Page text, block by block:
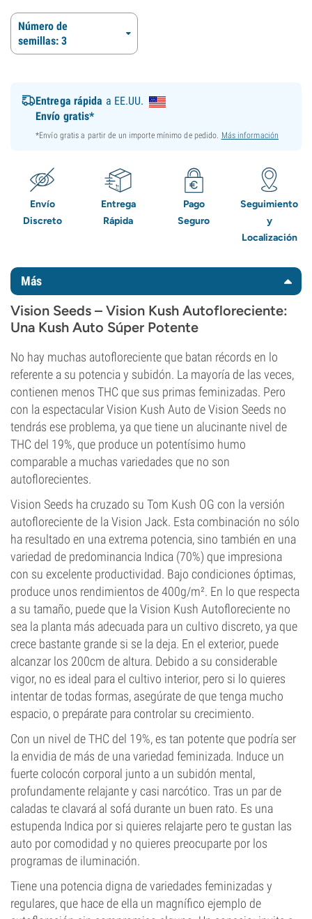
Número de
semillas: 3
Entrega rápida a EE.UU.
Envío gratis*
*Envío gratis a partir de un importe mínimo de pedido. Más información
Envío
Discreto
Entrega
Rápida
Pago
Seguro
Seguimiento
y
Localización
Más
Vision Seeds – Vision Kush Autofloreciente:
Una Kush Auto Súper Potente
No hay muchas autofloreciente que batan récords en lo
referente a su potencia y subidón. La mayoría de las veces,
contienen menos THC que sus primas feminizadas. Pero
con la espectacular Vision Kush Auto de Vision Seeds no
tendrás ese problema, ya que tiene un alucinante nivel de
THC del 19%, que produce un potentísimo humo
comparable a muchas variedades que no son
autoflorecientes.
Vision Seeds ha cruzado su Tom Kush OG con la versión
autofloreciente de la Vision Jack. Esta combinación no sólo
ha resultado en una extrema potencia, sino también en una
variedad de predominancia Indica (70%) que impresiona
con su excelente productividad. Bajo condiciones óptimas,
produce unos rendimientos de 400g/m². En lo que respecta
a su tamaño, puede que la Vision Kush Autofloreciente no
sea la planta más adecuada para un cultivo discreto, ya que
crece bastante grande si se la deja. En el exterior, puede
alcanzar los 200cm de altura. Debido a su considerable
vigor, no es ideal para el cultivo interior, pero si lo quieres
intentar de todas formas, asegúrate de que tenga mucho
espacio, o prepárate para controlar su crecimiento.
Con un nivel de THC del 19%, es tan potente que podría ser
la envidia de más de una variedad feminizada. Induce un
fuerte colocón corporal junto a un subidón mental,
profundamente relajante y casi narcótico. Tras un par de
caladas te clavará al sofá durante un buen rato. Es una
estupenda Indica por si quieres relajarte pero te gustan las
auto por comodidad y no quieres preocuparte por los
programas de iluminación.
Tiene una potencia digna de variedades feminizadas y
regulares, que hace de ella un magnífico ejemplo de